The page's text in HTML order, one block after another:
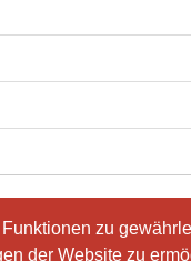
zu
der Website zu
zu
der Website zu